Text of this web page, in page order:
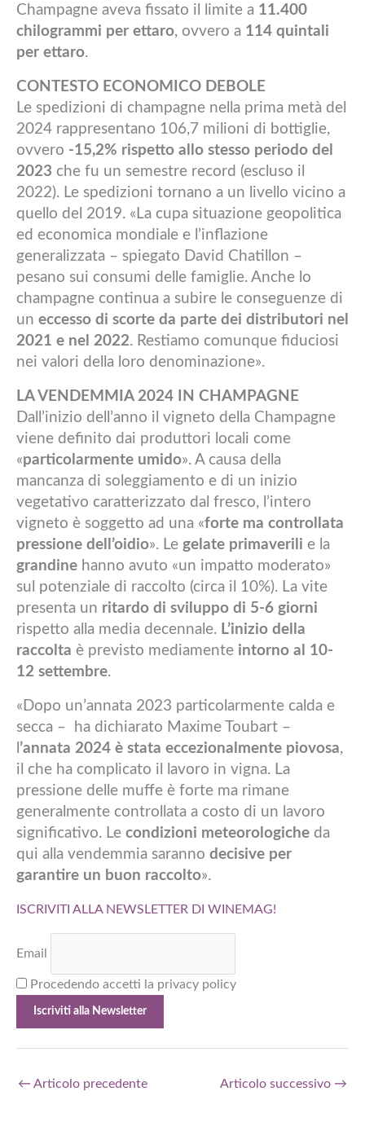
Champagne aveva fissato il limite a 11.400
chilogrammi per ettaro, ovvero a 114 quintali
per ettaro.
CONTESTO ECONOMICO DEBOLE
Le spedizioni di champagne nella prima metà del
2024 rappresentano 106,7 milioni di bottiglie,
ovvero -15,2% rispetto allo stesso periodo del
2023 che fu un semestre record (escluso il
2022). Le spedizioni tornano a un livello vicino a
quello del 2019. «La cupa situazione geopolitica
ed economica mondiale e l’inflazione
generalizzata – spiegato David Chatillon –
pesano sui consumi delle famiglie. Anche lo
champagne continua a subire le conseguenze di
un eccesso di scorte da parte dei distributori nel
2021 e nel 2022. Restiamo comunque fiduciosi
nei valori della loro denominazione».
LA VENDEMMIA 2024 IN CHAMPAGNE
Dall’inizio dell’anno il vigneto della Champagne
viene definito dai produttori locali come
«particolarmente umido». A causa della
mancanza di soleggiamento e di un inizio
vegetativo caratterizzato dal fresco, l’intero
vigneto è soggetto ad una «forte ma controllata
pressione dell’oidio». Le gelate primaverili e la
grandine hanno avuto «un impatto moderato»
sul potenziale di raccolto (circa il 10%). La vite
presenta un ritardo di sviluppo di 5-6 giorni
rispetto alla media decennale. L’inizio della
raccolta è previsto mediamente intorno al 10-
12 settembre.
«Dopo un’annata 2023 particolarmente calda e
secca – ha dichiarato Maxime Toubart –
’annata 2024 è stata eccezionalmente piovosa,
il che ha complicato il lavoro in vigna. La
pressione delle muffe è forte ma rimane
generalmente controllata a costo di un lavoro
significativo. Le condizioni meteorologiche da
qui alla vendemmia saranno decisive per
garantire un buon raccolto».
ISCRIVITI ALLA NEWSLETTER DI WINEMAG!
Email
Procedendo accetti la privacy policy
← Articolo precedente Articolo successivo →